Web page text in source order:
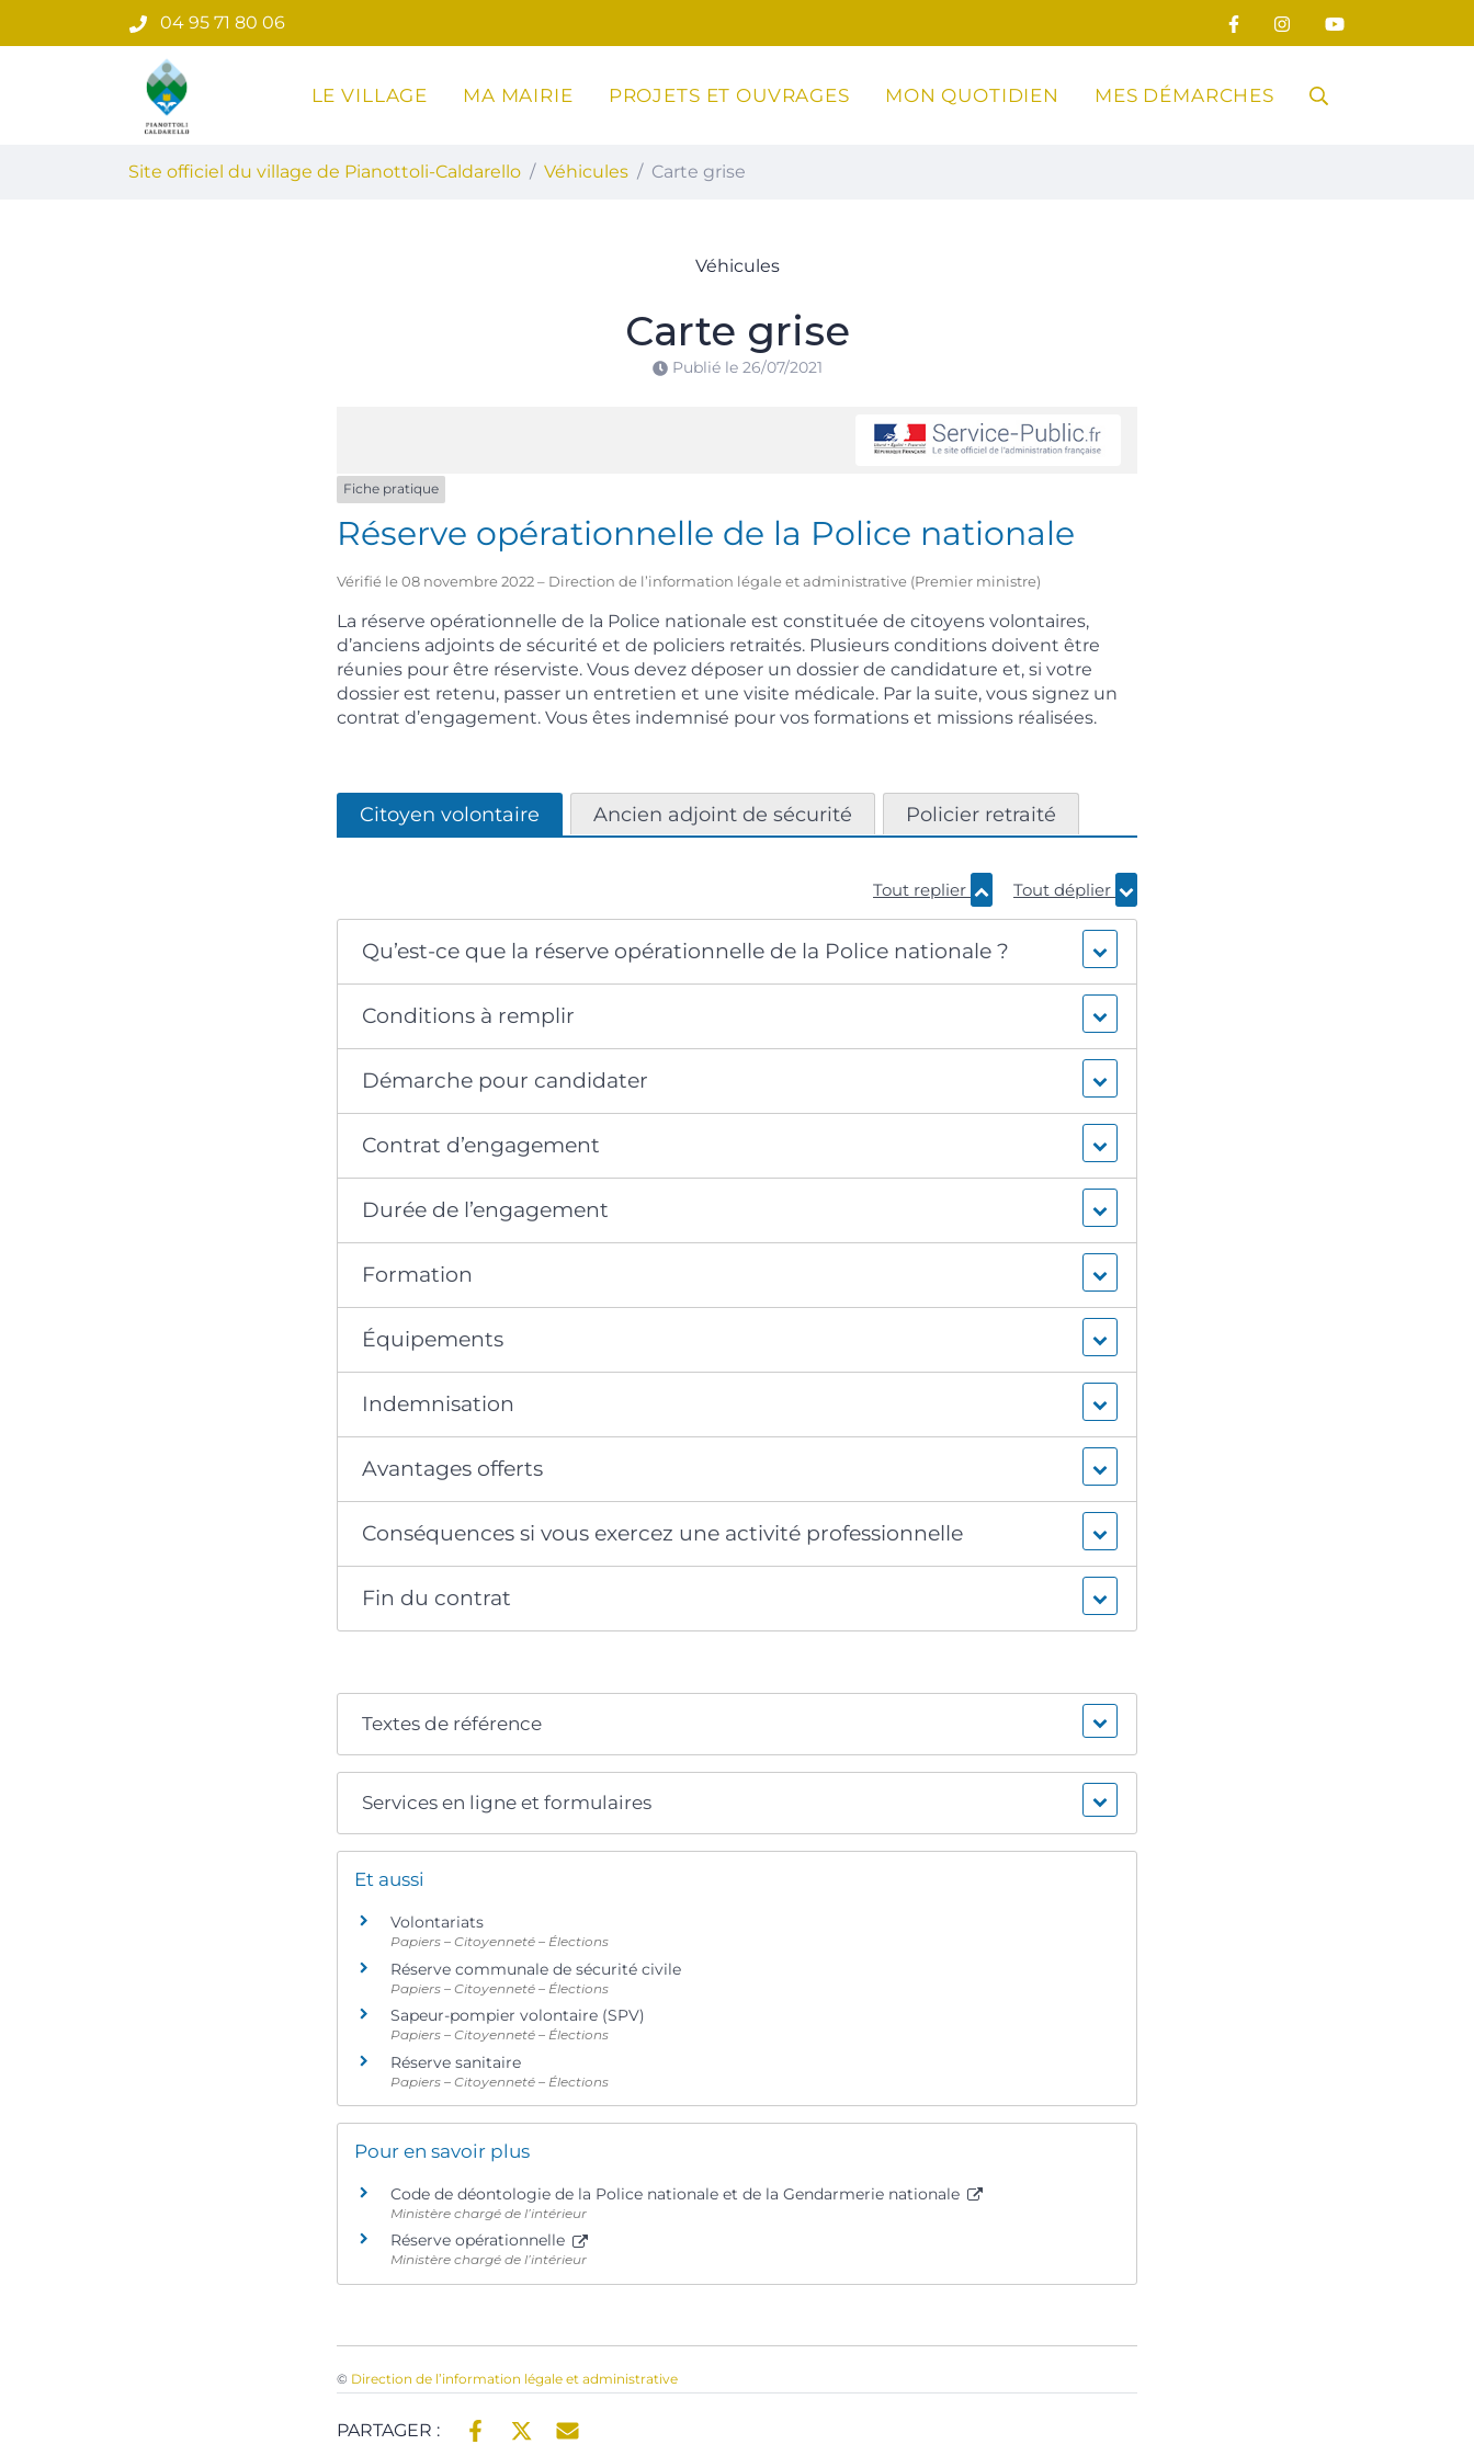
au
04 95 71 80 06
Site officiel du village de Pianottoli-Caldarello
LE VILLAGE MA MAIRIE PROJETS ET OUVRAGES MON QUOTIDIEN MES DÉMARCHES RECHERCHE
Site officiel du village de Pianottoli-Caldarello Véhicules Carte grise
Véhicules
Carte grise
Publié le 26/07/2021
Fiche pratique
Réserve opérationnelle de la Police nationale
Vérifié le 08 novembre 2022 – Direction de l’information légale et administrative (Premier ministre)
La réserve opérationnelle de la Police nationale est constituée de citoyens volontaires,
d’anciens adjoints de sécurité et de policiers retraités. Plusieurs conditions doivent être
réunies pour être réserviste. Vous devez déposer un dossier de candidature et, si votre
dossier est retenu, passer un entretien et une visite médicale. Par la suite, vous signez un
contrat d’engagement. Vous êtes indemnisé pour vos formations et missions réalisées.
Citoyen volontaire Ancien adjoint de sécurité Policier retraité
Tout replier Tout déplier
Qu’est-ce que la réserve opérationnelle de la Police nationale ?
Conditions à remplir
Démarche pour candidater
Contrat d’engagement
Durée de l’engagement
Formation
Équipements
Indemnisation
Avantages offerts
Conséquences si vous exercez une activité professionnelle
Fin du contrat
Textes de référence
Services en ligne et formulaires
Et aussi
Volontariats
Papiers – Citoyenneté – Élections
Réserve communale de sécurité civile
Papiers – Citoyenneté – Élections
Sapeur-pompier volontaire (SPV)
Papiers – Citoyenneté – Élections
Réserve sanitaire
Papiers – Citoyenneté – Élections
Pour en savoir plus
Code de déontologie de la Police nationale et de la Gendarmerie nationale
Ministère chargé de l’intérieur
Réserve opérationnelle
Ministère chargé de l’intérieur
© Direction de l’information légale et administrative
PARTAGER :